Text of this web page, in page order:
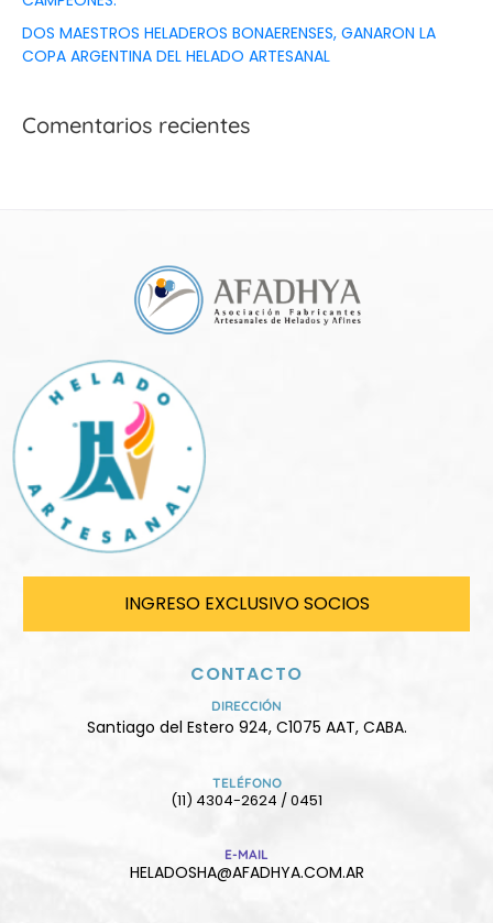
DOS MAESTROS HELADEROS BONAERENSES, GANARON LA
COPA ARGENTINA DEL HELADO ARTESANAL
Comentarios recientes
INGRESO EXCLUSIVO SOCIOS
CONTACTO
DIRECCIÓN
Santiago del Estero 924, C1075 AAT, CABA.
TELÉFONO
(11) 4304-2624 / 0451
E-MAIL
HELADOSHA@AFADHYA.COM.AR